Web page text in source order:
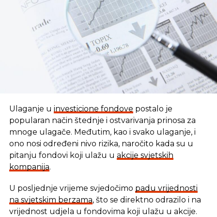
REKLAMA
U vremenu kada tradicionalni oblici štednje nude
sve skromnije prinose, ovaj Fond se nameće kao
moderna alternativa svima koji žele da njihov novac
Ulaganje u investicione fondove postalo je
popularan način štednje i ostvarivanja prinosa za
mnoge ulagače. Međutim, kao i svako ulaganje, i
ono nosi određeni nivo rizika, naročito kada su u
pitanju fondovi koji ulažu u akcije svjetskih
kompanija.
U posljednje vrijeme svjedočimo padu vrijednosti
na svjetskim berzama, što se direktno odrazilo i na
vrijednost udjela u fondovima koji ulažu u akcije.